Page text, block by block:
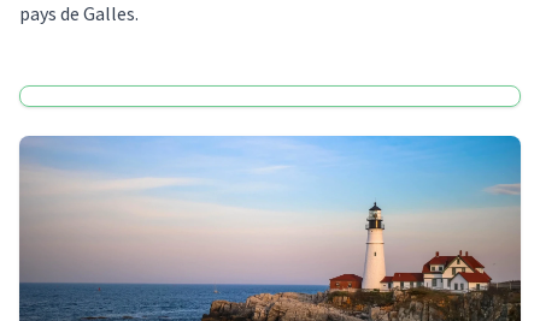
pays de Galles.